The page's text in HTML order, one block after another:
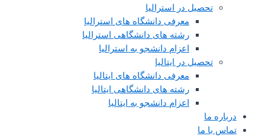
تحصیل در استرالیا
معرفی دانشگاه های استرالیا
رشته های دانشگاهی استرالیا
اعزام دانشجو به استرالیا
تحصیل در ایتالیا
معرفی دانشگاه های ایتالیا
رشته های دانشگاهی ایتالیا
اعزام دانشجو به ایتالیا
درباره ما
تماس با ما